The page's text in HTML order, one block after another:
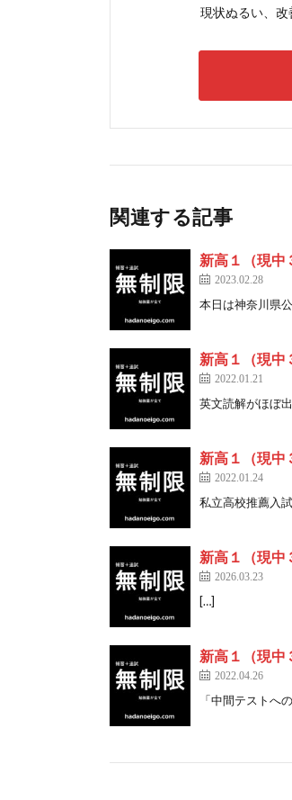
現状ぬるい、改善した
関連する記事
新高１（現
2023.02.28
本日は神奈川県
新高１（現
2022.01.21
英文読解がほぼ
新高１（現
2022.01.24
私立高校推薦入
新高１（現
2026.03.23
[…]
新高１（現
2022.04.26
「中間テストへ